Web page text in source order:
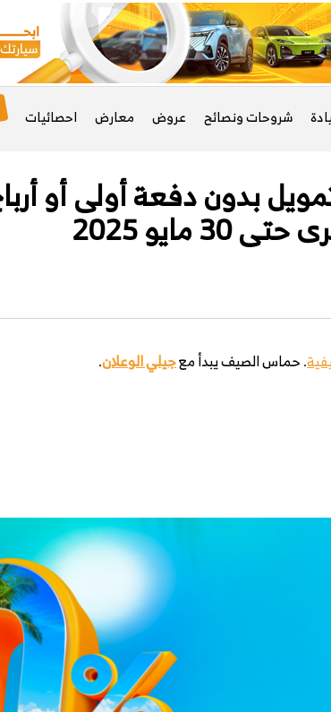
شروحات ونصائح عروض معارض احصائيات
بدون دفعة أولى أو
مايو 2025
. حماس الصيف يبدأ معجيلي الوعلان.